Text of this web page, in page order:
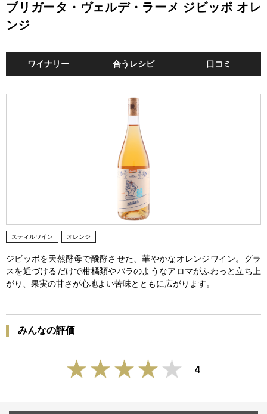
ブリガータ・ヴェルデ・ラーメ ジビッボ オレ
ンジ
ワイナリー 合うレシピ 口コミ
スティルワイン オレンジ
ジビッボを天然酵母で醗酵させた、華やかなオレンジワイン。グラ
スを近づけるだけで柑橘類やバラのようなアロマがふわっと立ち上
がり、果実の甘さが心地よい苦味とともに広がります。
みんなの評価
4